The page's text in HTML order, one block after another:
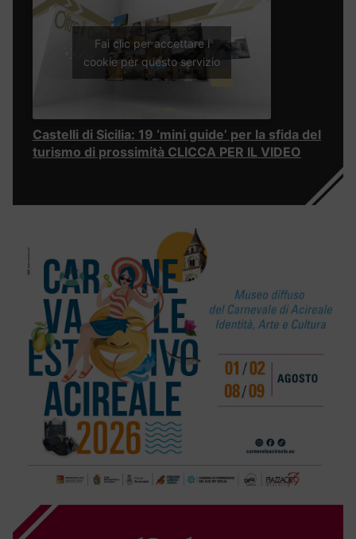
Fai clic per accettare i
cookie per questo servizio
Castelli di Sicilia: 19 ‘mini guide’ per la sfida del
turismo di prossimità CLICCA PER IL VIDEO